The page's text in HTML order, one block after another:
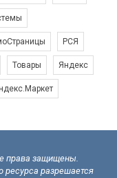
РСЯ
Товары Яндекс
права защищены.
ресурса разрешается